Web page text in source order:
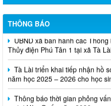
THÔNG BÁO
UBND xã ban hành các Thông
Thủy điện Phú Tân 1 tại xã Tà
Tà Lài triển khai tiếp nhận hồ
năm học 2025 – 2026 cho học
Thông báo thời gian phỏng
vụ tại Hàn Quốc năm 2026